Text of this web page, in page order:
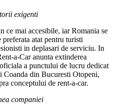
exigenti
ce mai accesibile, iar Romania se
atat pentru turisti
in deplasari de serviciu. In
a-Car anunta extinderea
a punctului de lucru dedicat
din Bucuresti Otopeni,
conceptului de rent-a-car.
companiei